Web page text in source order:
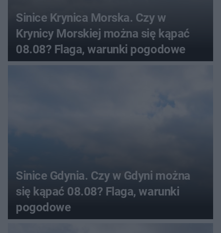
Sinice Krynica Morska. Czy w
Krynicy Morskiej można się kąpać
08.08? Flaga, warunki pogodowe
Sinice Gdynia. Czy w Gdyni można
się kąpać 08.08? Flaga, warunki
pogodowe